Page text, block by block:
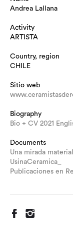
Andrea Lallana
Activity
ARTISTA
Country, region
CHILE
Sitio web
Biography
Bio + CV 2021
Documents
Una mirada
UsinaCeramica_
Publicaciones en